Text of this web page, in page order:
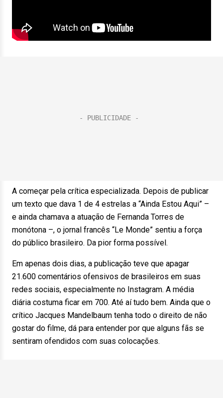
A começar pela crítica especializada. Depois de publicar
um texto que dava 1 de 4 estrelas a “Ainda Estou Aqui” –
e ainda chamava a atuação de Fernanda Torres de
monótona –, o jornal francês “Le Monde” sentiu a força
do público brasileiro. Da pior forma possível.
Em apenas dois dias, a publicação teve que apagar
21.600 comentários ofensivos de brasileiros em suas
redes sociais, especialmente no Instagram. A média
diária costuma ficar em 700. Até aí tudo bem. Ainda que o
crítico Jacques Mandelbaum tenha todo o direito de não
gostar do filme, dá para entender por que alguns fãs se
sentiram ofendidos com suas colocações.